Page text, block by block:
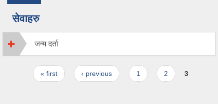
सेवाहरु
जन्म दर्ता
Pages« first ‹ previous 1 2 3